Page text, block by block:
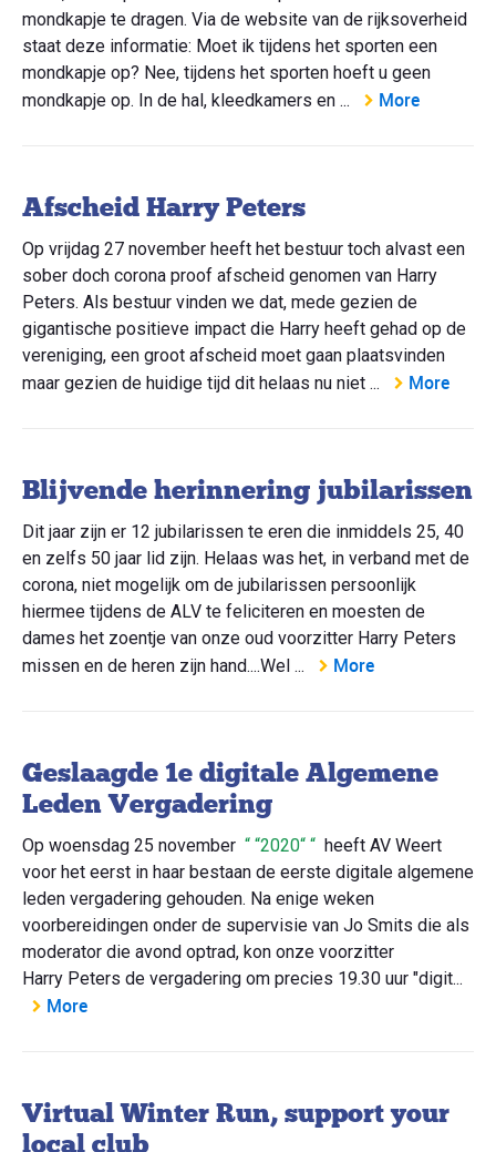
mondkapje te dragen. Via de website van de rijksoverheid
staat deze informatie: Moet ik tijdens het sporten een
mondkapje op? Nee, tijdens het sporten hoeft u geen
mondkapje op. In de hal, kleedkamers en ...
More
Afscheid Harry Peters
Op vrijdag 27 november heeft het bestuur toch alvast een
sober doch corona proof afscheid genomen van Harry
Peters. Als bestuur vinden we dat, mede gezien de
gigantische positieve impact die Harry heeft gehad op de
vereniging, een groot afscheid moet gaan plaatsvinden
maar gezien de huidige tijd dit helaas nu niet ...
More
Blijvende herinnering jubilarissen
Dit jaar zijn er 12 jubilarissen te eren die inmiddels 25, 40
en zelfs 50 jaar lid zijn. Helaas was het, in verband met de
corona, niet mogelijk om de jubilarissen persoonlijk
hiermee tijdens de ALV te feliciteren en moesten de
dames het zoentje van onze oud voorzitter Harry Peters
missen en de heren zijn hand....Wel ...
More
Geslaagde 1e digitale Algemene
Leden Vergadering
Op woensdag 25 november 2020
heeft AV Weert
voor het eerst in haar bestaan de eerste digitale algemene
leden vergadering gehouden. Na enige weken
voorbereidingen onder de supervisie van Jo Smits die als
moderator die avond optrad, kon onze voorzitter
Harry Peters de vergadering om precies 19.30 uur "digit...
More
Virtual Winter Run, support your
local club